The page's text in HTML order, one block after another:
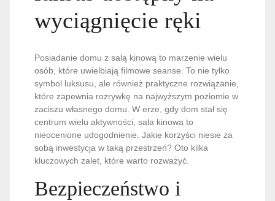
wyciągnięcie ręki
Posiadanie domu z salą kinową to marzenie wielu
osób, które uwielbiają filmowe seanse. To nie tylko
symbol luksusu, ale również praktyczne rozwiązanie,
które zapewnia rozrywkę na najwyższym poziomie w
zaciszu własnego domu. W erze, gdy dom stał się
centrum wielu aktywności, sala kinowa to
nieocenione udogodnienie. Jakie korzyści niesie za
sobą inwestycja w taką przestrzeń? Oto kilka
kluczowych zalet, które warto rozważyć.
Bezpieczeństwo i